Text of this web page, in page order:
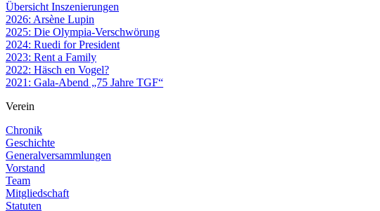
Übersicht Inszenierungen
2026: Arsène Lupin
2025: Die Olympia-Verschwörung
2024: Ruedi for President
2023: Rent a Family
2022: Häsch en Vogel?
2021: Gala-Abend „75 Jahre TGF“
Verein
Chronik
Geschichte
Generalversammlungen
Vorstand
Team
Mitgliedschaft
Statuten